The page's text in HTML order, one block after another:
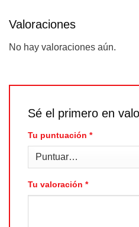
Valoraciones
No hay valoraciones aún.
Sé el primero en
Tu puntuación *
Tu valoración *